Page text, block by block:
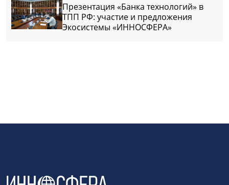
Презентация «Банка технологий» в
ТПП РФ: участие и предложения
Экосистемы «ИННОСФЕРА»